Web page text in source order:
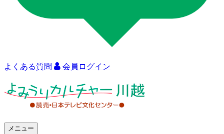
よくある質問 会員ログイン
メニュー